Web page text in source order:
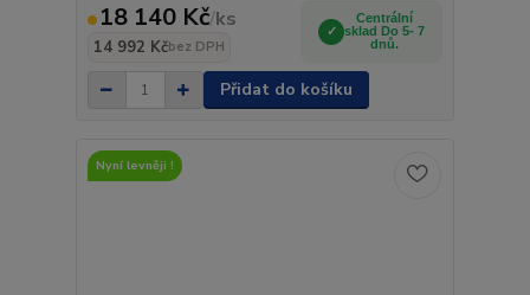
18 140 Kč/ks
14 992 Kčbez DPH
Centrální
sklad Do 5- 7
dnů.
Přidat do košíku
Nyní levněji !